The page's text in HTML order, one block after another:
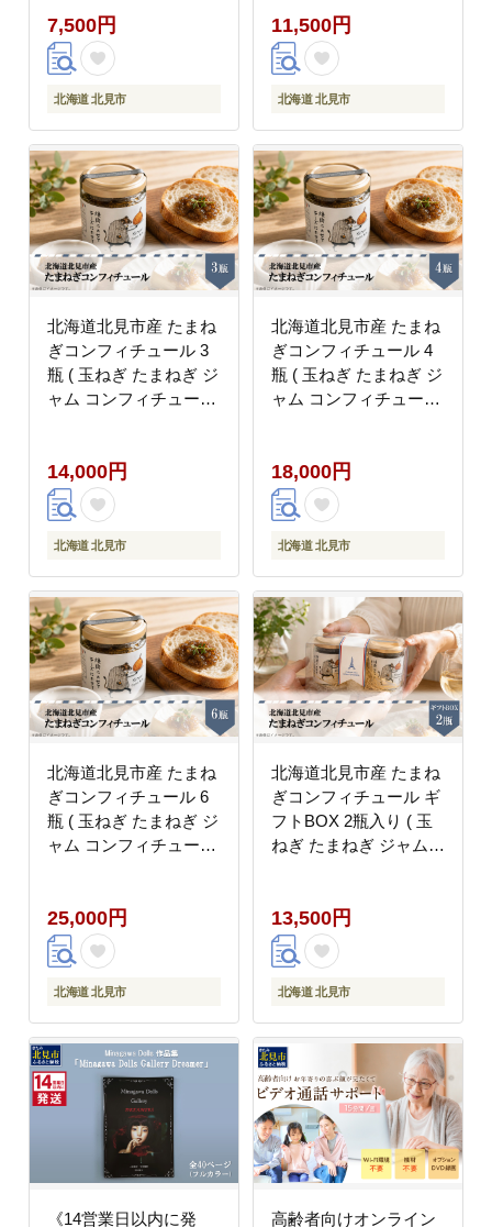
7,500円
北海道 北見市
11,500円
北海道 北見市
北海道北見市産 たまね
ぎコンフィチュール 3
瓶 ( 玉ねぎ たまねぎ ジ
ャム コンフィチュール
14,000円
北海道 北見市
北海道北見市産 たまね
ぎコンフィチュール 4
瓶 ( 玉ねぎ たまねぎ ジ
ャム コンフィチュール
18,000円
北海道 北見市
北海道北見市産 たまね
ぎコンフィチュール 6
瓶 ( 玉ねぎ たまねぎ ジ
ャム コンフィチュール
25,000円
北海道 北見市
北海道北見市産 たまね
ぎコンフィチュール ギ
フトBOX 2瓶入り ( 玉
ねぎ たまねぎ ジャム
13,500円
北海道 北見市
《14営業日以内に発
高齢者向けオンライン